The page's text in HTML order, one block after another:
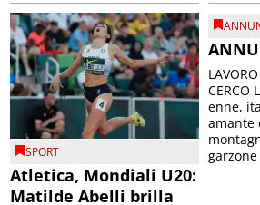
SPORT
Atletica, Mondiali U20:
Matilde Abelli brilla
CERCO
enne,
amante